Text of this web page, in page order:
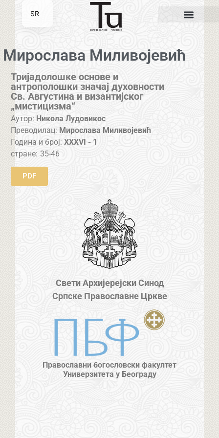
Мирослава Миливојевић
Тријадолошке основе и
антрополошки значај духовности
Св. Августина и византијског
„мистицизма“
Аутор: Никола Лудовикос
Преводилац: Мирослава Миливојевић
Година и број:XXXVI - 1
стране: 35-46
PDF
Свети Архијерејски Синод
Српске Православне Цркве
Православни богословски факултет
Универзитета у Београду
SR
EN